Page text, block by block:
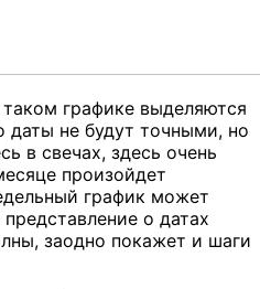
графике выделяются
даты не будут точными, но
в свечах, здесь очень
произойдет
график может
о датах
заодно покажет и шаги